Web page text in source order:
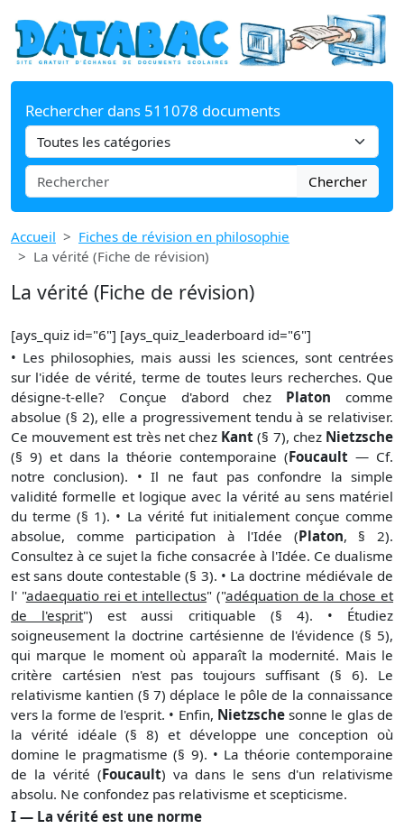
Rechercher dans 511078 documents
Chercher
Accueil
Fiches de révision en philosophie
La vérité (Fiche de révision)
La vérité (Fiche de révision)
[ays_quiz id="6"] [ays_quiz_leaderboard id="6"]
• Les philosophies, mais aussi les sciences, sont centrées
sur l'idée de vérité, terme de toutes leurs recherches. Que
désigne-t-elle? Conçue d'abord chez Platon comme
absolue (§ 2), elle a progressivement tendu à se relativiser.
Ce mouvement est très net chez Kant (§ 7), chez Nietzsche
(§ 9) et dans la théorie contemporaine (Foucault — Cf.
notre conclusion). • Il ne faut pas confondre la simple
validité formelle et logique avec la vérité au sens matériel
du terme (§ 1). • La vérité fut initialement conçue comme
absolue, comme participation à l'Idée (Platon, § 2).
Consultez à ce sujet la fiche consacrée à l'Idée. Ce dualisme
est sans doute contestable (§ 3). • La doctrine médiévale de
l' "adaequatio rei et intellectus" ("adéquation de la chose et
de l'esprit") est aussi critiquable (§ 4). • Étudiez
soigneusement la doctrine cartésienne de l'évidence (§ 5),
qui marque le moment où apparaît la modernité. Mais le
critère cartésien n'est pas toujours suffisant (§ 6). Le
relativisme kantien (§ 7) déplace le pôle de la connaissance
vers la forme de l'esprit. • Enfin, Nietzschesonne le glas de
la vérité idéale (§ 8) et développe une conception où
domine le pragmatisme (§ 9). • La théorie contemporaine
de la vérité (Foucault) va dans le sens d'un relativisme
absolu. Ne confondez pas relativisme et scepticisme.
I — La vérité est une norme